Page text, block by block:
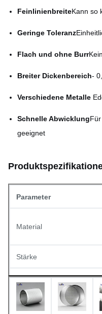
FeinlinienbreiteKann so
Geringe Toleranz
Flach und ohne Burr
Breiter Dickenbereich-
Verschiedene Metalle
Schnelle Abwicklung
geeignet
Parameter
Material
Stärke
Min. Öffnung
Liniebreite in Min